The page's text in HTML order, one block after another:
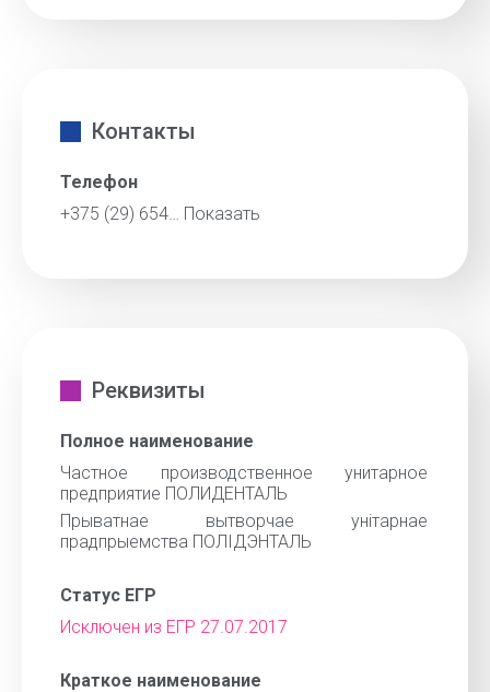
Контакты
Телефон
+375 (29) 654… Показать
Реквизиты
Полное наименование
Частное производственное унитарное
предприятие ПОЛИДЕНТАЛЬ
Прыватнае вытворчае унiтарнае
прадпрыемства ПОЛIДЭНТАЛЬ
Статус ЕГР
Исключен из ЕГР 27.07.2017
Краткое наименование